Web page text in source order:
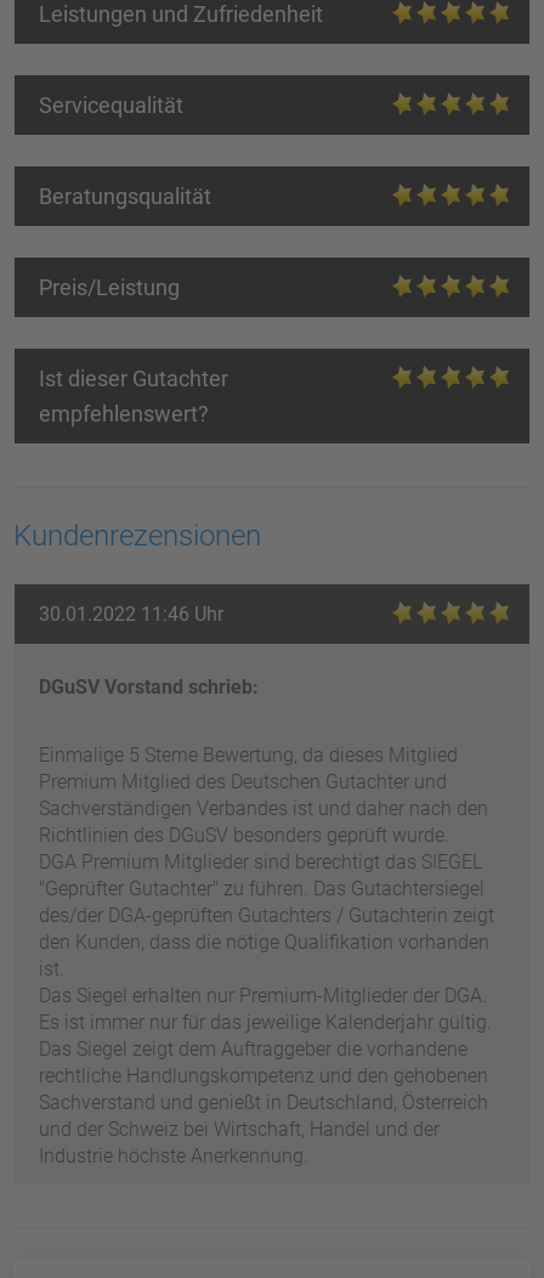
Leistungen und Zufriedenheit
Servicequalität
Beratungsqualität
Preis/Leistung
Ist dieser Gutachter
empfehlenswert?
Kundenrezensionen
30.01.2022 11:46 Uhr
DGuSV Vorstand schrieb:
Einmalige 5 Sterne Bewertung, da dieses Mitglied
Premium Mitglied des Deutschen Gutachter und
Sachverständigen Verbandes ist und daher nach den
Richtlinien des DGuSV besonders geprüft wurde.
DGA Premium Mitglieder sind berechtigt das SIEGEL
"Geprüfter Gutachter" zu führen. Das Gutachtersiegel
des/der DGA-geprüften Gutachters / Gutachterin zeigt
den Kunden, dass die nötige Qualifikation vorhanden
ist.
Das Siegel erhalten nur Premium-Mitglieder der DGA.
Es ist immer nur für das jeweilige Kalenderjahr gültig.
Das Siegel zeigt dem Auftraggeber die vorhandene
rechtliche Handlungskompetenz und den gehobenen
Sachverstand und genießt in Deutschland, Österreich
und der Schweiz bei Wirtschaft, Handel und der
Industrie höchste Anerkennung.